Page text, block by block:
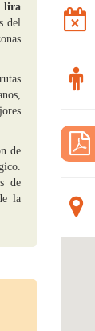
lira
del
de
de
la